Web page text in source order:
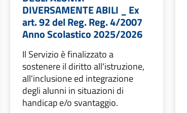
DIVERSAMENTE ABILI _ Ex
art. 92 del Reg. Reg. 4/2007
Anno Scolastico 2025/2026
Il Servizio è finalizzato a
sostenere il diritto all'istruzione,
all'inclusione ed integrazione
degli alunni in situazioni di
handicap e/o svantaggio.